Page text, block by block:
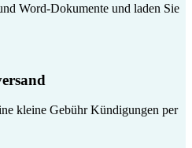
Word-Dokumente und laden Sie
kleine Gebühr Kündigungen per